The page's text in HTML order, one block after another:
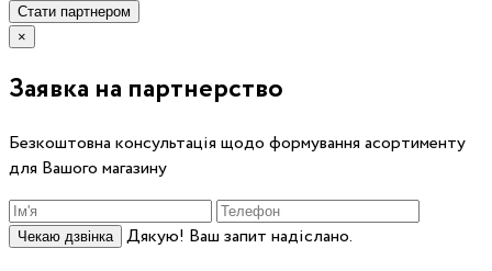
Стати партнером
×
Заявка на партнерство
Безкоштовна консультація щодо формування асортименту
для Вашого магазину
Чекаю дзвінка
Дякую! Ваш запит надіслано.